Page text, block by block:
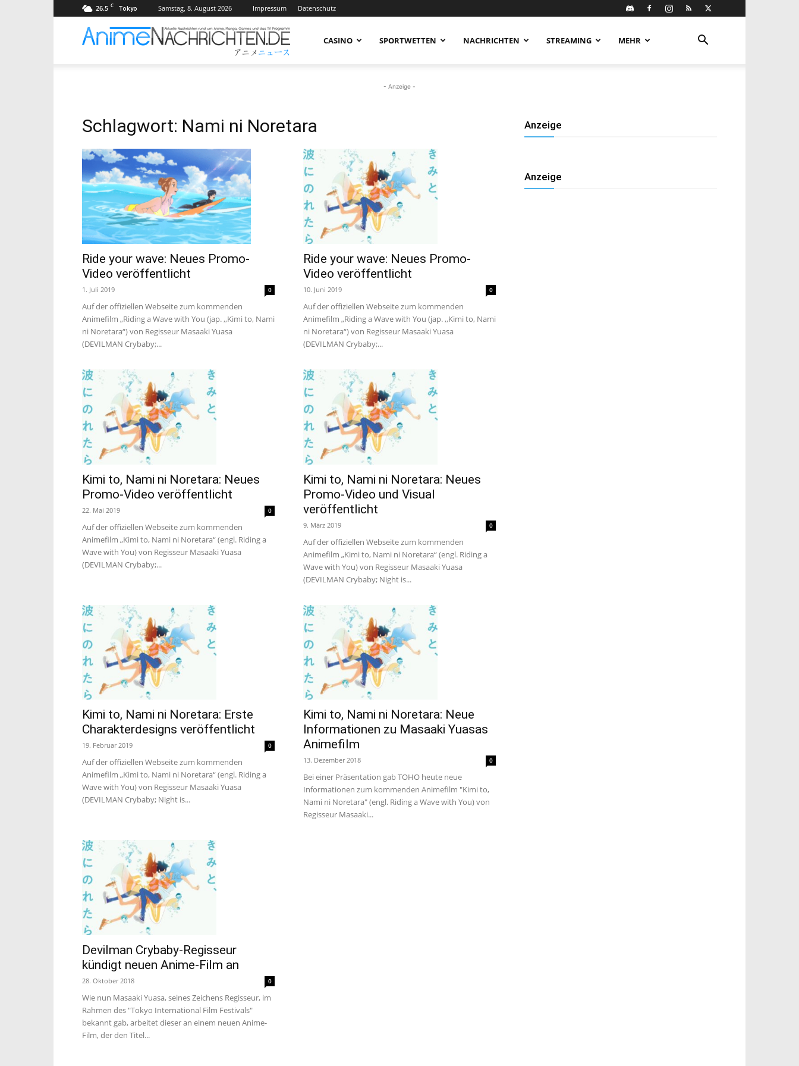
26.5 C Tokyo Samstag, 8. August 2026 Impressum Datenschutz
AnimeNachrichten
Aktuelle
News
rund
Anime,
Manga
und
Games
CASINO SPORTWETTEN NACHRICHTEN STREAMING MEHR
- Anzeige -
Schlagwort: Nami ni Noretara
Ride your wave: Neues Promo-
Video veröffentlicht
1. Juli 2019 0
Auf der offiziellen Webseite zum kommenden
Animefilm „Riding a Wave with You (jap. ,,Kimi to, Nami
ni Noretara“) von Regisseur Masaaki Yuasa
(DEVILMAN Crybaby;...
Ride your wave: Neues Promo-
Video veröffentlicht
10. Juni 2019 0
Auf der offiziellen Webseite zum kommenden
Animefilm „Riding a Wave with You (jap. ,,Kimi to, Nami
ni Noretara“) von Regisseur Masaaki Yuasa
(DEVILMAN Crybaby;...
Kimi to, Nami ni Noretara: Neues
Promo-Video veröffentlicht
22. Mai 2019 0
Auf der offiziellen Webseite zum kommenden
Animefilm „Kimi to, Nami ni Noretara“ (engl. Riding a
Wave with You) von Regisseur Masaaki Yuasa
(DEVILMAN Crybaby;...
Kimi to, Nami ni Noretara: Neues
Promo-Video und Visual
veröffentlicht
9. März 2019 0
Auf der offiziellen Webseite zum kommenden
Animefilm „Kimi to, Nami ni Noretara“ (engl. Riding a
Wave with You) von Regisseur Masaaki Yuasa
(DEVILMAN Crybaby; Night is...
Kimi to, Nami ni Noretara: Erste
Charakterdesigns veröffentlicht
19. Februar 2019 0
Auf der offiziellen Webseite zum kommenden
Animefilm „Kimi to, Nami ni Noretara“ (engl. Riding a
Wave with You) von Regisseur Masaaki Yuasa
(DEVILMAN Crybaby; Night is...
Kimi to, Nami ni Noretara: Neue
Informationen zu Masaaki Yuasas
Animefilm
13. Dezember 2018 0
Bei einer Präsentation gab TOHO heute neue
Informationen zum kommenden Animefilm "Kimi to,
Nami ni Noretara" (engl. Riding a Wave with You) von
Regisseur Masaaki...
Devilman Crybaby-Regisseur
kündigt neuen Anime-Film an
28. Oktober 2018 0
Wie nun Masaaki Yuasa, seines Zeichens Regisseur, im
Rahmen des "Tokyo International Film Festivals"
bekannt gab, arbeitet dieser an einem neuen Anime-
Film, der den Titel...
Anzeige
Anzeige